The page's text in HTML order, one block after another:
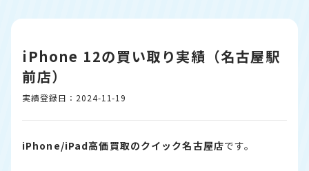
iPhone 12の買い取り実績（名古屋駅
前店）
実績登録日：2024-11-19
iPhone/iPad高価買取のクイック名古屋店です。